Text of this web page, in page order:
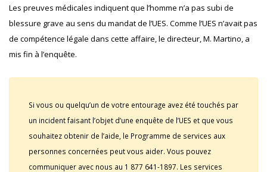
Les preuves médicales indiquent que l’homme n’a pas subi de
blessure grave au sens du mandat de l’UES. Comme l’UES n’avait pas
de compétence légale dans cette affaire, le directeur, M. Martino, a
mis fin à l’enquête.
Si vous ou quelqu’un de votre entourage avez été touchés par
un incident faisant l’objet d’une enquête de l’UES et que vous
souhaitez obtenir de l’aide, le Programme de services aux
personnes concernées peut vous aider. Vous pouvez
communiquer avec nous au 1 877 641-1897. Les services